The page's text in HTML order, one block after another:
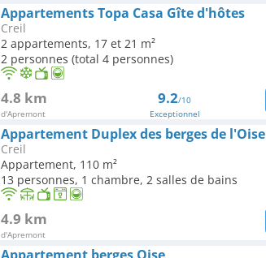
Appartements Topa Casa Gîte d'hôtes
Creil
2 appartements, 17 et 21 m²
2 personnes (total 4 personnes)
4.8 km
d'Apremont
9.2/10
Exceptionnel
Appartement Duplex des berges de l'Oise
Creil
Appartement, 110 m²
13 personnes, 1 chambre, 2 salles de bains
4.9 km
d'Apremont